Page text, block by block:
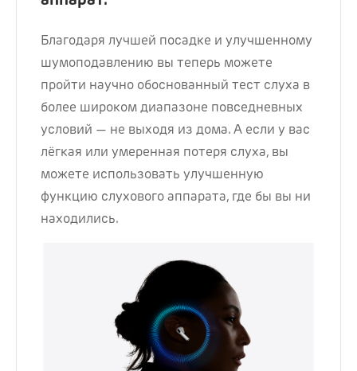
Благодаря лучшей посадке и улучшенному
шумоподавлению вы теперь можете
пройти научно обоснованный тест слуха в
более широком диапазоне повседневных
условий — не выходя из дома. А если у вас
лёгкая или умеренная потеря слуха, вы
можете использовать улучшенную
функцию слухового аппарата, где бы вы ни
находились.